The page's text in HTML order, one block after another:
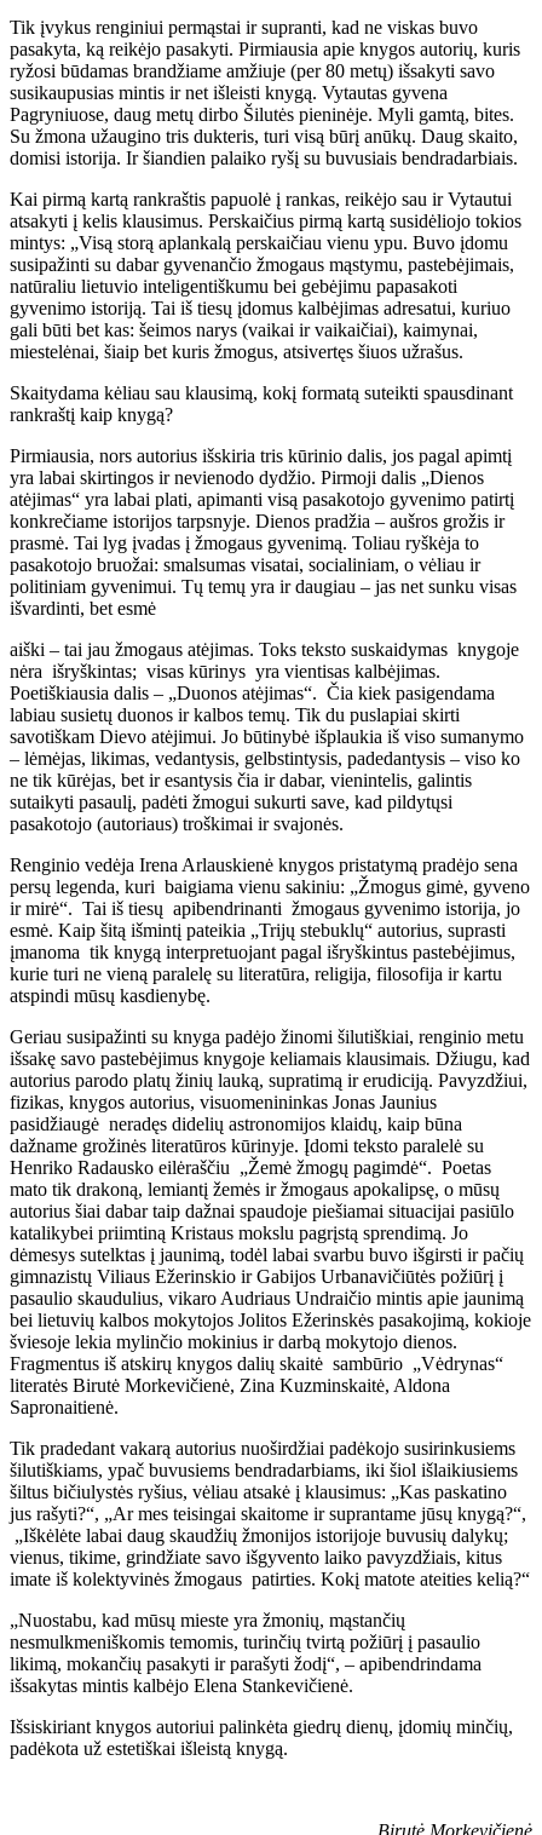
Tik įvykus renginiui permąstai ir supranti, kad ne viskas buvo
pasakyta, ką reikėjo pasakyti. Pirmiausia apie knygos autorių, kuris
ryžosi būdamas brandžiame amžiuje (per 80 metų) išsakyti savo
susikaupusias mintis ir net išleisti knygą. Vytautas gyvena
Pagryniuose, daug metų dirbo Šilutės pieninėje. Myli gamtą, bites.
Su žmona užaugino tris dukteris, turi visą būrį anūkų. Daug skaito,
domisi istorija. Ir šiandien palaiko ryšį su buvusiais bendradarbiais.
Kai pirmą kartą rankraštis papuolė į rankas, reikėjo sau ir Vytautui
atsakyti į kelis klausimus. Perskaičius pirmą kartą susidėliojo tokios
mintys: „Visą storą aplankalą perskaičiau vienu ypu. Buvo įdomu
susipažinti su dabar gyvenančio žmogaus mąstymu, pastebėjimais,
natūraliu lietuvio inteligentiškumu bei gebėjimu papasakoti
gyvenimo istoriją. Tai iš tiesų įdomus kalbėjimas adresatui, kuriuo
gali būti bet kas: šeimos narys (vaikai ir vaikaičiai), kaimynai,
miestelėnai, šiaip bet kuris žmogus, atsivertęs šiuos užrašus.
Skaitydama kėliau sau klausimą, kokį formatą suteikti spausdinant
rankraštį kaip knygą?
Pirmiausia, nors autorius išskiria tris kūrinio dalis, jos pagal apimtį
yra labai skirtingos ir nevienodo dydžio. Pirmoji dalis „Dienos
atėjimas“ yra labai plati, apimanti visą pasakotojo gyvenimo patirtį
konkrečiame istorijos tarpsnyje. Dienos pradžia – aušros grožis ir
prasmė. Tai lyg įvadas į žmogaus gyvenimą. Toliau ryškėja to
pasakotojo bruožai: smalsumas visatai, socialiniam, o vėliau ir
politiniam gyvenimui. Tų temų yra ir daugiau – jas net sunku visas
išvardinti, bet esmė
aiški – tai jau žmogaus atėjimas. Toks teksto suskaidymas knygoje
nėra išryškintas; visas kūrinys yra vientisas kalbėjimas.
Poetiškiausia dalis – „Duonos atėjimas“. Čia kiek pasigendama
labiau susietų duonos ir kalbos temų. Tik du puslapiai skirti
savotiškam Dievo atėjimui. Jo būtinybė išplaukia iš viso sumanymo
– lėmėjas, likimas, vedantysis, gelbstintysis, padedantysis – viso ko
ne tik kūrėjas, bet ir esantysis čia ir dabar, vienintelis, galintis
sutaikyti pasaulį, padėti žmogui sukurti save, kad pildytųsi
pasakotojo (autoriaus) troškimai ir svajonės.
Renginio vedėja Irena Arlauskienė knygos pristatymą pradėjo sena
persų legenda, kuri baigiama vienu sakiniu: „Žmogus gimė, gyveno
ir mirė“. Tai iš tiesų apibendrinanti žmogaus gyvenimo istorija, jo
esmė. Kaip šitą išmintį pateikia „Trijų stebuklų“ autorius, suprasti
įmanoma tik knygą interpretuojant pagal išryškintus pastebėjimus,
kurie turi ne vieną paralelę su literatūra, religija, filosofija ir kartu
atspindi mūsų kasdienybę.
Geriau susipažinti su knyga padėjo žinomi šilutiškiai, renginio metu
išsakę savo pastebėjimus knygoje keliamais klausimais. Džiugu, kad
autorius parodo platų žinių lauką, supratimą ir erudiciją. Pavyzdžiui,
fizikas, knygos autorius, visuomenininkas Jonas Jaunius
pasidžiaugė neradęs didelių astronomijos klaidų, kaip būna
dažname grožinės literatūros kūrinyje. Įdomi teksto paralelė su
Henriko Radausko eilėraščiu „Žemė žmogų pagimdė“. Poetas
mato tik drakoną, lemiantį žemės ir žmogaus apokalipsę, o mūsų
autorius šiai dabar taip dažnai spaudoje piešiamai situacijai pasiūlo
katalikybei priimtiną Kristaus mokslu pagrįstą sprendimą. Jo
dėmesys sutelktas į jaunimą, todėl labai svarbu buvo išgirsti ir pačių
gimnazistų Viliaus Ežerinskio ir Gabijos Urbanavičiūtės požiūrį į
pasaulio skaudulius, vikaro Audriaus Undraičio mintis apie jaunimą
bei lietuvių kalbos mokytojos Jolitos Ežerinskės pasakojimą, kokioje
šviesoje lekia mylinčio mokinius ir darbą mokytojo dienos.
Fragmentus iš atskirų knygos dalių skaitė sambūrio „Vėdrynas“
literatės Birutė Morkevičienė, Zina Kuzminskaitė, Aldona
Sapronaitienė.
Tik pradedant vakarą autorius nuoširdžiai padėkojo susirinkusiems
šilutiškiams, ypač buvusiems bendradarbiams, iki šiol išlaikiusiems
šiltus bičiulystės ryšius, vėliau atsakė į klausimus: „Kas paskatino
jus rašyti?“, „Ar mes teisingai skaitome ir suprantame jūsų knygą?“,
„Iškėlėte labai daug skaudžių žmonijos istorijoje buvusių dalykų;
vienus, tikime, grindžiate savo išgyvento laiko pavyzdžiais, kitus
imate iš kolektyvinės žmogaus patirties. Kokį matote ateities kelią?“
„Nuostabu, kad mūsų mieste yra žmonių, mąstančių
nesmulkmeniškomis temomis, turinčių tvirtą požiūrį į pasaulio
likimą, mokančių pasakyti ir parašyti žodį“, – apibendrindama
išsakytas mintis kalbėjo Elena Stankevičienė.
Išsiskiriant knygos autoriui palinkėta giedrų dienų, įdomių minčių,
padėkota už estetiškai išleistą knygą.